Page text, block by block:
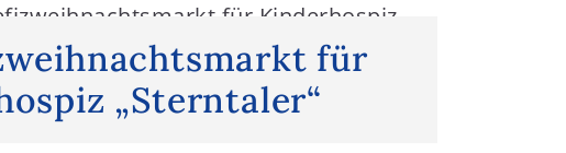
für
„Sterntaler“
für Kinderhospiz